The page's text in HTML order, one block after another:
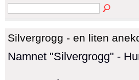
Silvergrogg - en liten
Namnet "Silvergrogg" -